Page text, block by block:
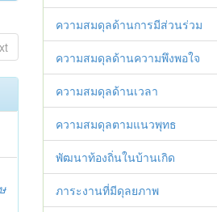
ความสมดุลด้านการมีส่วนร่วม
ความสมดุลด้านความพึงพอใจ
ความสมดุลด้านเวลา
ความสมดุลตามแนวพุทธ
พัฒนาท้องถิ่นในบ้านเกิด
ภาระงานที่มีดุลยภาพ